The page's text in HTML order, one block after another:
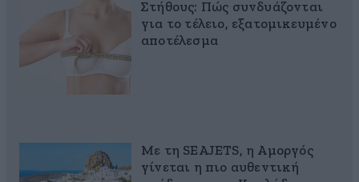
Στήθους: Πώς συνδυάζονται
για το τέλειο, εξατομικευμένο
αποτέλεσμα
Με τη SEAJETS, η Αμοργός
γίνεται η πιο αυθεντική